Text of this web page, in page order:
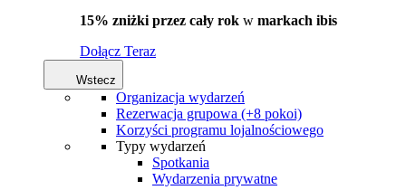
15% zniżki przez cały rok w markach ibis
Dołącz Teraz
Wstecz
Organizacja wydarzeń
Rezerwacja grupowa (+8 pokoi)
Korzyści programu lojalnościowego
Typy wydarzeń
Spotkania
Wydarzenia prywatne